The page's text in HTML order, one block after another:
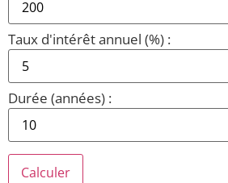
Taux d'intérêt annuel (%) :
Durée (années) :
Calculer